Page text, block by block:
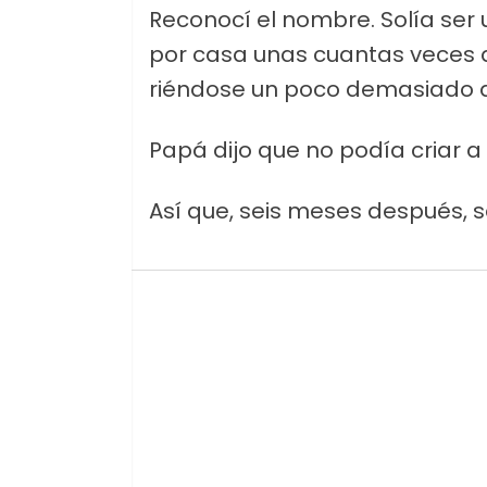
Reconocí el nombre. Solía
por casa unas cuantas
riéndose un poco
Papá dijo que no podía criar a
Así que, seis meses después,